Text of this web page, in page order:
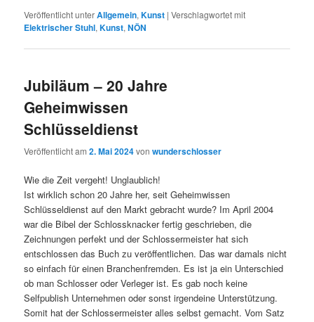
Veröffentlicht unterAllgemein,Kunst |Verschlagwortet mit
Elektrischer Stuhl,Kunst,NÖN
Jubiläum – 20 Jahre
Geheimwissen
Schlüsseldienst
Veröffentlicht am2. Mai 2024vonwunderschlosser
Wie die Zeit vergeht! Unglaublich!
Ist wirklich schon 20 Jahre her, seit Geheimwissen
Schlüsseldienst auf den Markt gebracht wurde? Im April 2004
war die Bibel der Schlossknacker fertig geschrieben, die
Zeichnungen perfekt und der Schlossermeister hat sich
entschlossen das Buch zu veröffentlichen. Das war damals nicht
so einfach für einen Branchenfremden. Es ist ja ein Unterschied
ob man Schlosser oder Verleger ist. Es gab noch keine
Selfpublish Unternehmen oder sonst irgendeine Unterstützung.
Somit hat der Schlossermeister alles selbst gemacht. Vom Satz